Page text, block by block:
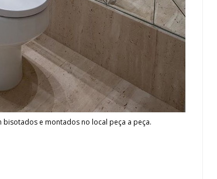
e montados no local peça a peça.